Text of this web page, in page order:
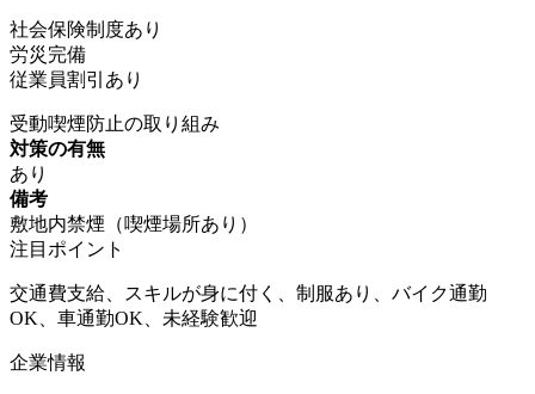
社会保険制度あり
労災完備
従業員割引あり
受動喫煙防止の取り組み
対策の有無
あり
備考
敷地内禁煙（喫煙場所あり）
注目ポイント
交通費支給、スキルが身に付く、制服あり、バイク通勤
OK、車通勤OK、未経験歓迎
企業情報